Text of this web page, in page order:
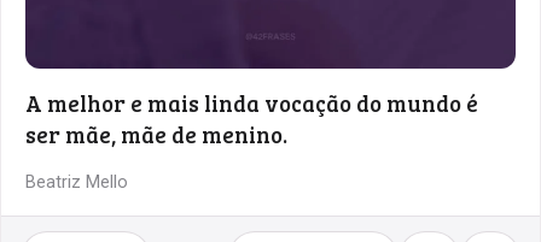
A melhor e mais linda vocação do mundo é
ser mãe, mãe de menino.
Beatriz Mello